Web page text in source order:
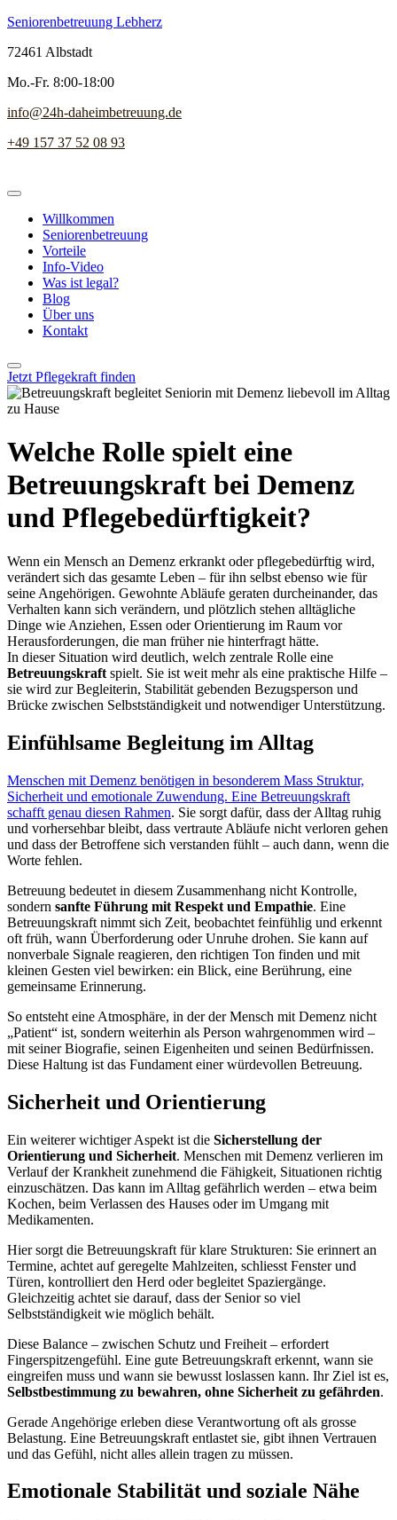
Seniorenbetreuung Lebherz
72461 Albstadt
Mo.-Fr. 8:00-18:00
info@24h-daheimbetreuung.de
+49 157 37 52 08 93
Willkommen
Seniorenbetreuung
Vorteile
Info-Video
Was ist legal?
Blog
Über uns
Kontakt
Jetzt Pflegekraft finden
Welche Rolle spielt eine
Betreuungskraft bei Demenz
und Pflegebedürftigkeit?
Wenn ein Mensch an Demenz erkrankt oder pflegebedürftig wird,
verändert sich das gesamte Leben – für ihn selbst ebenso wie für
seine Angehörigen. Gewohnte Abläufe geraten durcheinander, das
Verhalten kann sich verändern, und plötzlich stehen alltägliche
Dinge wie Anziehen, Essen oder Orientierung im Raum vor
Herausforderungen, die man früher nie hinterfragt hätte.
In dieser Situation wird deutlich, welch zentrale Rolle eine
Betreuungskraft spielt. Sie ist weit mehr als eine praktische Hilfe –
sie wird zur Begleiterin, Stabilität gebenden Bezugsperson und
Brücke zwischen Selbstständigkeit und notwendiger Unterstützung.
Einfühlsame Begleitung im Alltag
Menschen mit Demenz benötigen in besonderem Mass Struktur,
Sicherheit und emotionale Zuwendung. Eine Betreuungskraft
schafft genau diesen Rahmen. Sie sorgt dafür, dass der Alltag ruhig
und vorhersehbar bleibt, dass vertraute Abläufe nicht verloren gehen
und dass der Betroffene sich verstanden fühlt – auch dann, wenn die
Worte fehlen.
Betreuung bedeutet in diesem Zusammenhang nicht Kontrolle,
sondern sanfte Führung mit Respekt und Empathie. Eine
Betreuungskraft nimmt sich Zeit, beobachtet feinfühlig und erkennt
oft früh, wann Überforderung oder Unruhe drohen. Sie kann auf
nonverbale Signale reagieren, den richtigen Ton finden und mit
kleinen Gesten viel bewirken: ein Blick, eine Berührung, eine
gemeinsame Erinnerung.
So entsteht eine Atmosphäre, in der der Mensch mit Demenz nicht
„Patient“ ist, sondern weiterhin als Person wahrgenommen wird –
mit seiner Biografie, seinen Eigenheiten und seinen Bedürfnissen.
Diese Haltung ist das Fundament einer würdevollen Betreuung.
Sicherheit und Orientierung
Ein weiterer wichtiger Aspekt ist die Sicherstellung der
Orientierung und Sicherheit. Menschen mit Demenz verlieren im
Verlauf der Krankheit zunehmend die Fähigkeit, Situationen richtig
einzuschätzen. Das kann im Alltag gefährlich werden – etwa beim
Kochen, beim Verlassen des Hauses oder im Umgang mit
Medikamenten.
Hier sorgt die Betreuungskraft für klare Strukturen: Sie erinnert an
Termine, achtet auf geregelte Mahlzeiten, schliesst Fenster und
Türen, kontrolliert den Herd oder begleitet Spaziergänge.
Gleichzeitig achtet sie darauf, dass der Senior so viel
Selbstständigkeit wie möglich behält.
Diese Balance – zwischen Schutz und Freiheit – erfordert
Fingerspitzengefühl. Eine gute Betreuungskraft erkennt, wann sie
eingreifen muss und wann sie bewusst loslassen kann. Ihr Ziel ist es,
Selbstbestimmung zu bewahren, ohne Sicherheit zu gefährden.
Gerade Angehörige erleben diese Verantwortung oft als grosse
Belastung. Eine Betreuungskraft entlastet sie, gibt ihnen Vertrauen
und das Gefühl, nicht alles allein tragen zu müssen.
Emotionale Stabilität und soziale Nähe